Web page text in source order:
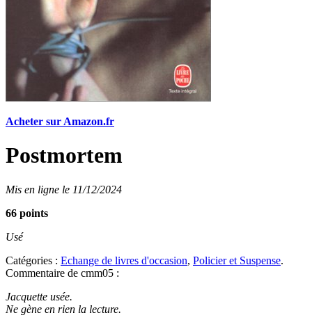
Acheter sur Amazon.fr
Postmortem
Mis en ligne le 11/12/2024
66 points
Usé
Catégories : Echange de livres d'occasion, Policier et Suspense.
Commentaire de cmm05 :
Jacquette usée.
Ne gène en rien la lecture.